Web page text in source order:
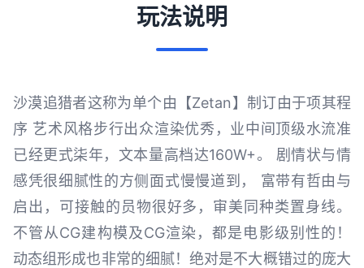
玩法说明
沙漠追猎者这称为单个由【Zetan】制订由于项其程
序 艺术风格步行出众渲染优秀，业中间顶级水流准
已经更式柒年，文本量高档达160W+。 剧情状与情
感凭很细腻性的方侧面式慢慢道到， 富带有哲由与
启出，可接触的员物很好多，审美同种类置身线。
不管从CG建构模及CG渲染，都是电影级别性的！
动态组形成也非常的细腻！绝对是不大概错过的庞大